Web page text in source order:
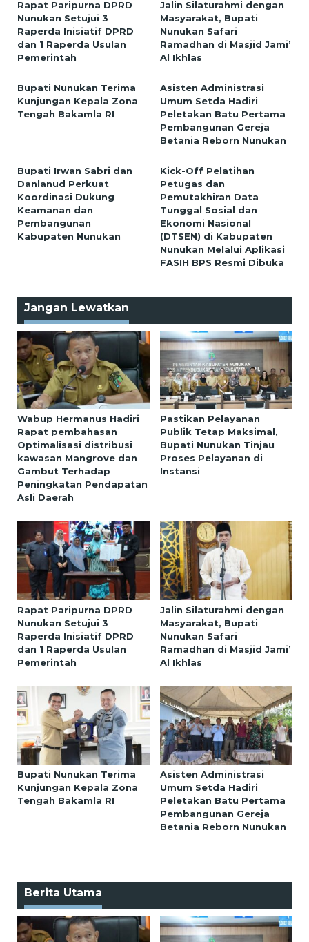
Rapat Paripurna DPRD
Nunukan Setujui 3
Raperda Inisiatif DPRD
dan 1 Raperda Usulan
Pemerintah
Jalin Silaturahmi dengan
Masyarakat, Bupati
Nunukan Safari
Ramadhan di Masjid Jami’
Al Ikhlas
Bupati Nunukan Terima
Kunjungan Kepala Zona
Tengah Bakamla RI
Asisten Administrasi
Umum Setda Hadiri
Peletakan Batu Pertama
Pembangunan Gereja
Betania Reborn Nunukan
Bupati Irwan Sabri dan
Danlanud Perkuat
Koordinasi Dukung
Keamanan dan
Pembangunan
Kabupaten Nunukan
Kick-Off Pelatihan
Petugas dan
Pemutakhiran Data
Tunggal Sosial dan
Ekonomi Nasional
(DTSEN) di Kabupaten
Nunukan Melalui Aplikasi
FASIH BPS Resmi Dibuka
Jangan Lewatkan
Wabup Hermanus Hadiri
Rapat pembahasan
Optimalisasi distribusi
kawasan Mangrove dan
Gambut Terhadap
Peningkatan Pendapatan
Asli Daerah
Pastikan Pelayanan
Publik Tetap Maksimal,
Bupati Nunukan Tinjau
Proses Pelayanan di
Instansi
Rapat Paripurna DPRD
Nunukan Setujui 3
Raperda Inisiatif DPRD
dan 1 Raperda Usulan
Pemerintah
Jalin Silaturahmi dengan
Masyarakat, Bupati
Nunukan Safari
Ramadhan di Masjid Jami’
Al Ikhlas
Bupati Nunukan Terima
Kunjungan Kepala Zona
Tengah Bakamla RI
Asisten Administrasi
Umum Setda Hadiri
Peletakan Batu Pertama
Pembangunan Gereja
Betania Reborn Nunukan
Berita Utama